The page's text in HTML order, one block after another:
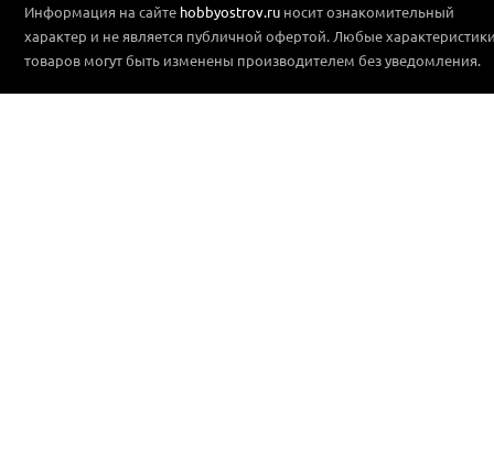
Информация на сайте hobbyostrov.ru носит ознакомительный
характер и не является публичной офертой. Любые
товаров могут быть изменены производителем без уведомления.